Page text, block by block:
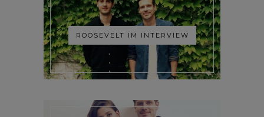
ROOSEVELT IM INTERVIEW